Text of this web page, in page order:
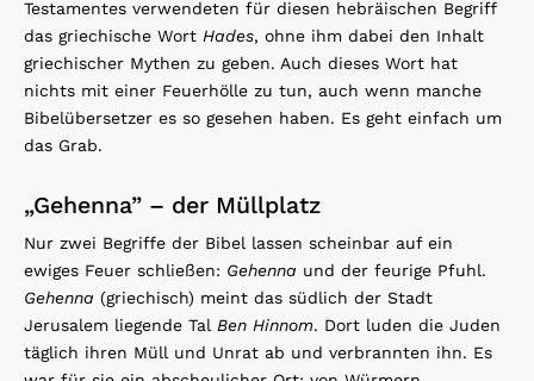
Testamentes verwendeten für diesen hebräischen Begriff
das griechische Wort Hades, ohne ihm dabei den Inhalt
griechischer Mythen zu geben. Auch dieses Wort hat
nichts mit einer Feuerhölle zu tun, auch wenn manche
Bibelübersetzer es so gesehen haben. Es geht einfach um
das Grab.
„Gehenna” – der Müllplatz
Nur zwei Begriffe der Bibel lassen scheinbar auf ein
ewiges Feuer schließen: Gehenna und der feurige Pfuhl.
Gehenna (griechisch) meint das südlich der Stadt
Jerusalem liegende Tal Ben Hinnom. Dort luden die Juden
täglich ihren Müll und Unrat ab und verbrannten ihn. Es